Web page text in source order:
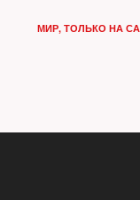
Почему народ
МИР, ТОЛЬКО НА